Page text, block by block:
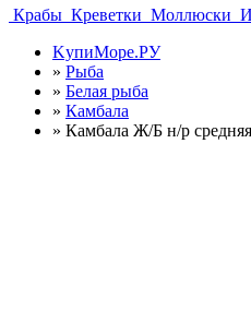
Крабы Креветки Моллюски
KупиМоре.РУ
» Рыба
» Белая рыба
» Камбала
» Камбала Ж/Б н/р